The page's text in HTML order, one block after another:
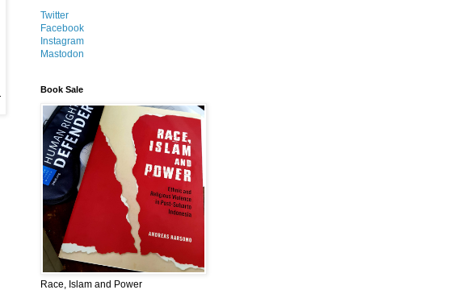
Twitter
Facebook
Instagram
Mastodon
Book Sale
Race, Islam and Power